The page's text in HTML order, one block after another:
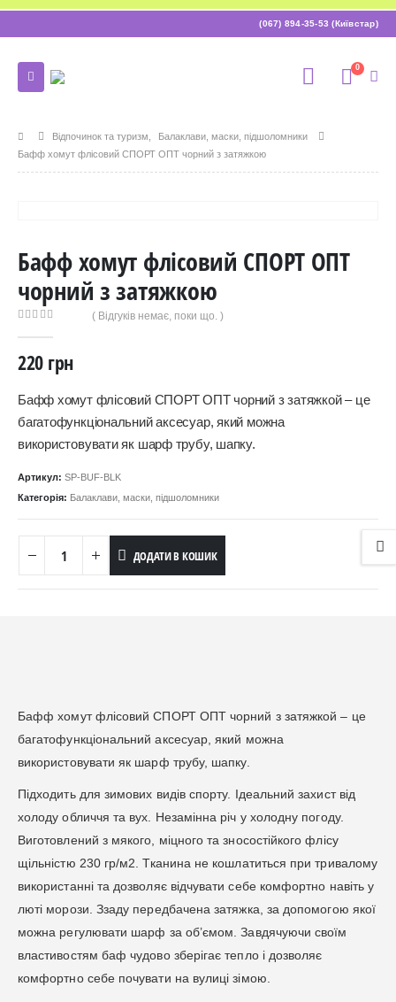
(067) 894-35-53 (Київстар)
0
Відпочинок та туризм
Балаклави, маски, підшоломники
Бафф хомут флісовий СПОРТ ОПТ чорний з затяжкою
Бафф хомут флісовий СПОРТ ОПТ
чорний з затяжкою
( Відгуків немає, поки що. )
220грн
Бафф хомут флісовий СПОРТ ОПТ чорний з затяжкой – це
багатофункціональний аксесуар, який можна
використовувати як шарф трубу, шапку.
Артикул: SP-BUF-BLK
Категорія: Балаклави, маски, підшоломники
ДОДАТИ В КОШИК
Бафф хомут флісовий СПОРТ ОПТ чорний з затяжкой – це
багатофункціональний аксесуар, який можна
використовувати як шарф трубу, шапку.
Підходить для зимових видів спорту. Ідеальний захист від
холоду обличчя та вух. Незамінна річ у холодну погоду.
Виготовлений з мякого, міцного та зносостійкого флісу
щільністю 230 гр/м2. Тканина не кошлатиться при тривалому
використанні та дозволяє відчувати себе комфортно навіть у
люті морози. Ззаду передбачена затяжка, за допомогою якої
можна регулювати шарф за об’ємом. Завдячуючи своїм
властивостям баф чудово зберігає тепло і дозволяє
комфортно себе почувати на вулиці зімою.